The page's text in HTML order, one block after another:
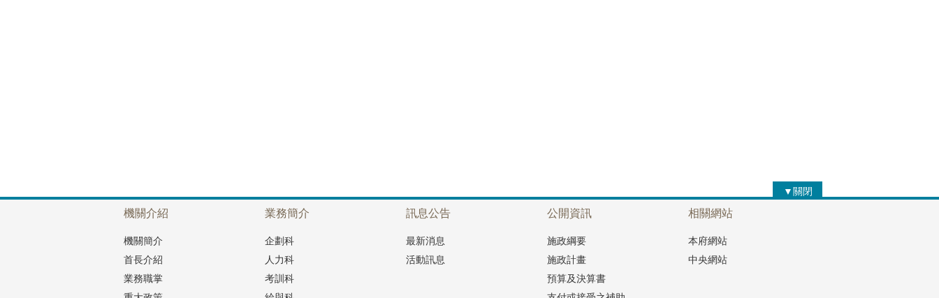
▼關閉
機關介紹
機關簡介
首長介紹
業務職掌
業務簡介
企劃科
人力科
考訓科
訊息公告
最新消息
活動訊息
公開資訊
施政綱要
施政計畫
預算及決算書
相關網站
本府網站
中央網站